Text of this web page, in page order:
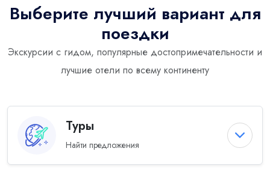
Выберите лучший вариант для
поездки
Экскурсии с гидом, популярные достопримечательности и
лучшие отели по всему континенту
Туры
Найти предложения